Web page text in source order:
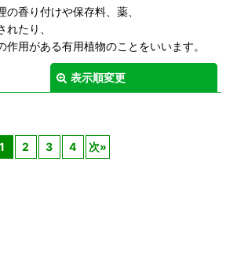
香り付けや保存料、薬、
たり、
用がある有用植物のことをいいます。
表示順変更
1 2 3 4 次»